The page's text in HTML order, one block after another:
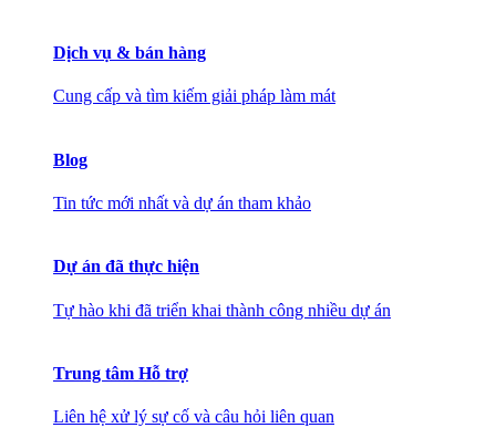
Dịch vụ & bán hàng
Cung cấp và tìm kiếm giải pháp làm mát
Blog
Tin tức mới nhất và dự án tham khảo
Dự án đã thực hiện
Tự hào khi đã triển khai thành công nhiều dự án
Trung tâm Hỗ trợ
Liên hệ xử lý sự cố và câu hỏi liên quan